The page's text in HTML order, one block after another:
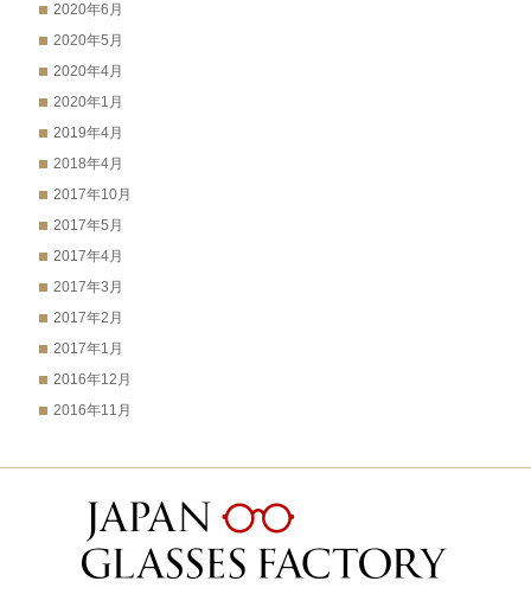
2020年6月
2020年5月
2020年4月
2020年1月
2019年4月
2018年4月
2017年10月
2017年5月
2017年4月
2017年3月
2017年2月
2017年1月
2016年12月
2016年11月